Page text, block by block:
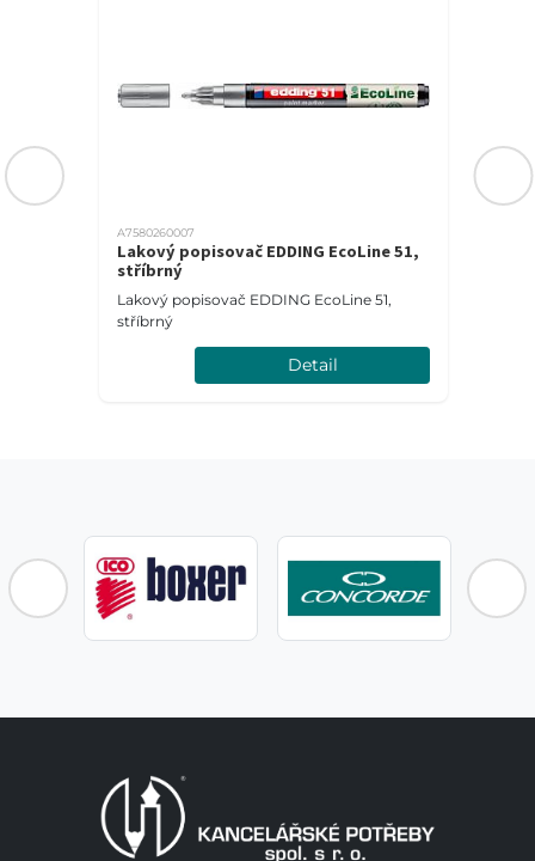
A7580260007
Lakový popisovač EDDING EcoLine 51,
stříbrný
Lakový popisovač EDDING EcoLine 51,
stříbrný
Detail